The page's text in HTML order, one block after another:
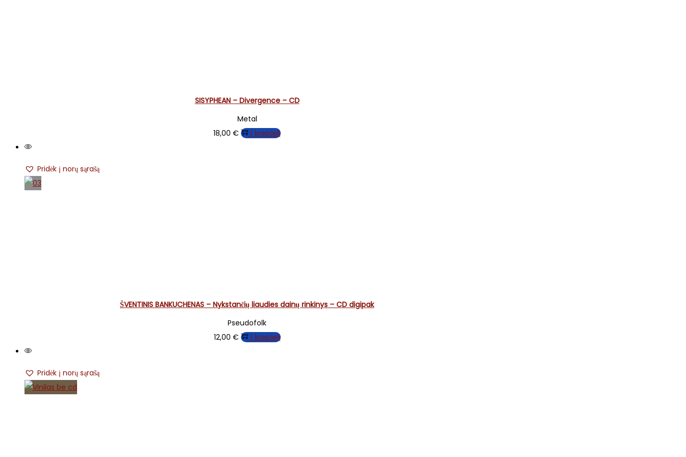
SISYPHEAN – Divergence – CD
Metal
18,00 € Į krepšelį
Pridėk į norų sąrašą
ŠVENTINIS BANKUCHENAS – Nykstančių liaudies dainų rinkinys – CD digipak
Pseudofolk
12,00 € Į krepšelį
Pridėk į norų sąrašą